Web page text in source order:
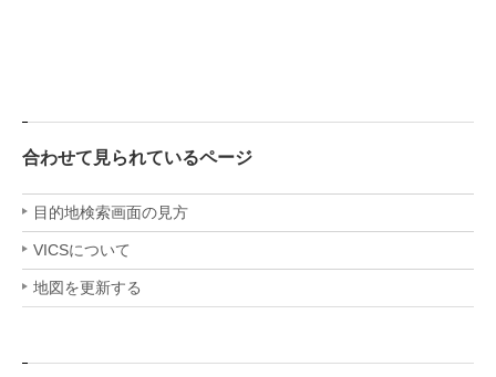
合わせて見られているページ
目的地検索画面の見方
VICSについて
地図を更新する